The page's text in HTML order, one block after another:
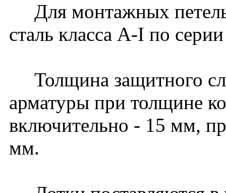
Для монтажных петель
сталь класса А-I по
Толщина защитного
арматуры при толщине
включительно - 15 мм,
мм.